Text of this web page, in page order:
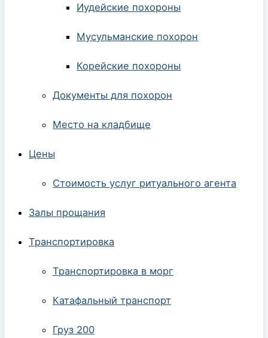
Иудейские похороны
Мусульманские похорон
Корейские похороны
Документы для похорон
Место на кладбище
Цены
Стоимость услуг ритуального агента
Залы прощания
Транспортировка
Транспортировка в морг
Катафальный транспорт
Груз 200